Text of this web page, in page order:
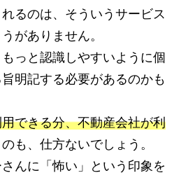
るのは、そういうサービス
がありません。
っと認識しやすいように個
明記する必要があるのかも
できる分、不動産会社が利
も、仕方ないでしょう。
んに「怖い」という印象を